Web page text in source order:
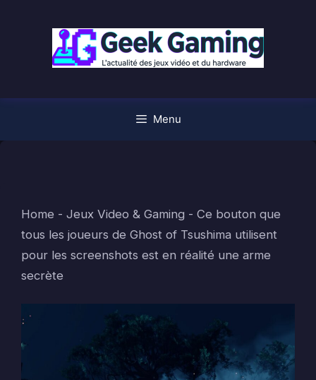
Menu
Home - Jeux Video & Gaming - Ce bouton que
tous les joueurs de Ghost of Tsushima utilisent
pour les screenshots est en réalité une arme
secrète